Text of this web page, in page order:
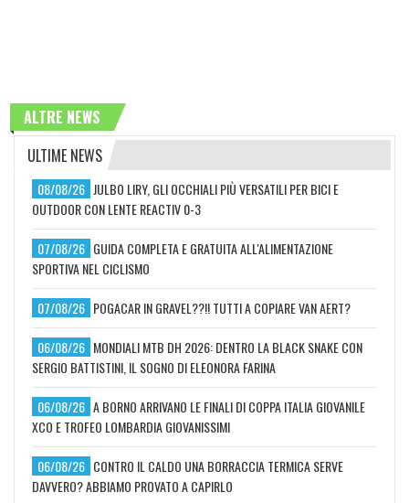
ALTRE NEWS
ULTIME NEWS
08/08/26 JULBO LIRY, GLI OCCHIALI PIÙ VERSATILI PER BICI E
OUTDOOR CON LENTE REACTIV 0-3
07/08/26 GUIDA COMPLETA E GRATUITA ALL'ALIMENTAZIONE
SPORTIVA NEL CICLISMO
07/08/26 POGACAR IN GRAVEL??!! TUTTI A COPIARE VAN AERT?
06/08/26 MONDIALI MTB DH 2026: DENTRO LA BLACK SNAKE CON
SERGIO BATTISTINI, IL SOGNO DI ELEONORA FARINA
06/08/26 A BORNO ARRIVANO LE FINALI DI COPPA ITALIA GIOVANILE
XCO E TROFEO LOMBARDIA GIOVANISSIMI
06/08/26 CONTRO IL CALDO UNA BORRACCIA TERMICA SERVE
DAVVERO? ABBIAMO PROVATO A CAPIRLO